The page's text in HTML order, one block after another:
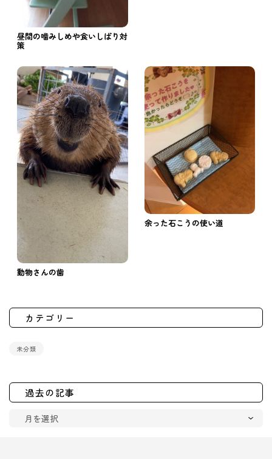
昼間の噛みしめや食いしばり対
策
動物さんの歯
余った石こうの使い道
カテゴリー
未分類
過去の記事